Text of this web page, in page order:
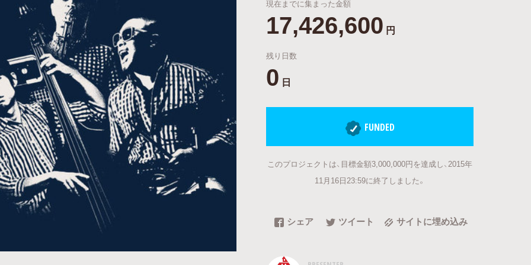
現在までに集まった金額
17,426,600 円
残り日数
0 日
FUNDED
このプロジェクトは、目標金額3,000,000円を達成し、2015年
11月16日23:59に終了しました。
シェア ツイート サイトに埋め込み